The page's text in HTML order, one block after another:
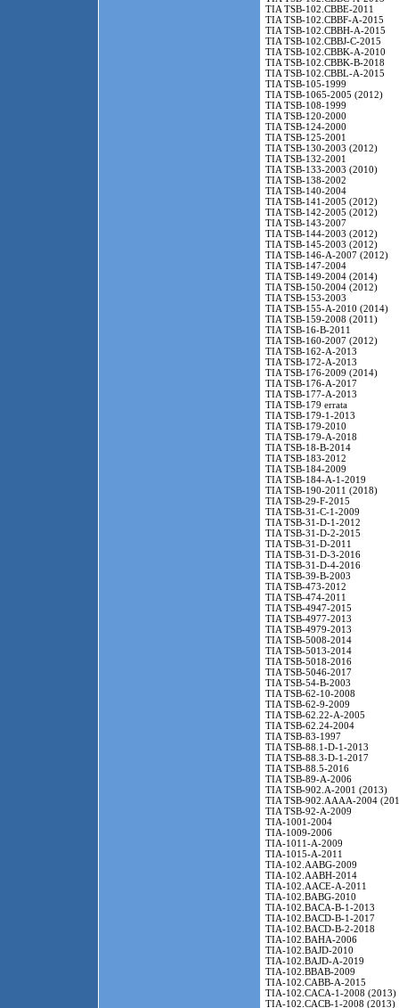
TIA TSB-102.CBBE-2011
TIA TSB-102.CBBF-A-2015
TIA TSB-102.CBBH-A-2015
TIA TSB-102.CBBJ-C-2015
TIA TSB-102.CBBK-A-2010
TIA TSB-102.CBBK-B-2018
TIA TSB-102.CBBL-A-2015
TIA TSB-105-1999
TIA TSB-1065-2005 (2012)
TIA TSB-108-1999
TIA TSB-120-2000
TIA TSB-124-2000
TIA TSB-125-2001
TIA TSB-130-2003 (2012)
TIA TSB-132-2001
TIA TSB-133-2003 (2010)
TIA TSB-138-2002
TIA TSB-140-2004
TIA TSB-141-2005 (2012)
TIA TSB-142-2005 (2012)
TIA TSB-143-2007
TIA TSB-144-2003 (2012)
TIA TSB-145-2003 (2012)
TIA TSB-146-A-2007 (2012)
TIA TSB-147-2004
TIA TSB-149-2004 (2014)
TIA TSB-150-2004 (2012)
TIA TSB-153-2003
TIA TSB-155-A-2010 (2014)
TIA TSB-159-2008 (2011)
TIA TSB-16-B-2011
TIA TSB-160-2007 (2012)
TIA TSB-162-A-2013
TIA TSB-172-A-2013
TIA TSB-176-2009 (2014)
TIA TSB-176-A-2017
TIA TSB-177-A-2013
TIA TSB-179 errata
TIA TSB-179-1-2013
TIA TSB-179-2010
TIA TSB-179-A-2018
TIA TSB-18-B-2014
TIA TSB-183-2012
TIA TSB-184-2009
TIA TSB-184-A-1-2019
TIA TSB-190-2011 (2018)
TIA TSB-29-F-2015
TIA TSB-31-C-1-2009
TIA TSB-31-D-1-2012
TIA TSB-31-D-2-2015
TIA TSB-31-D-2011
TIA TSB-31-D-3-2016
TIA TSB-31-D-4-2016
TIA TSB-39-B-2003
TIA TSB-473-2012
TIA TSB-474-2011
TIA TSB-4947-2015
TIA TSB-4977-2013
TIA TSB-4979-2013
TIA TSB-5008-2014
TIA TSB-5013-2014
TIA TSB-5018-2016
TIA TSB-5046-2017
TIA TSB-54-B-2003
TIA TSB-62-10-2008
TIA TSB-62-9-2009
TIA TSB-62.22-A-2005
TIA TSB-62.24-2004
TIA TSB-83-1997
TIA TSB-88.1-D-1-2013
TIA TSB-88.3-D-1-2017
TIA TSB-88.5-2016
TIA TSB-89-A-2006
TIA TSB-902.A-2001 (2013)
TIA TSB-902.AAAA-2004
TIA TSB-92-A-2009
TIA-1001-2004
TIA-1009-2006
TIA-1011-A-2009
TIA-1015-A-2011
TIA-102.AABG-2009
TIA-102.AABH-2014
TIA-102.AACE-A-2011
TIA-102.BABG-2010
TIA-102.BACA-B-1-2013
TIA-102.BACD-B-1-2017
TIA-102.BACD-B-2-2018
TIA-102.BAHA-2006
TIA-102.BAJD-2010
TIA-102.BAJD-A-2019
TIA-102.BBAB-2009
TIA-102.CABB-A-2015
TIA-102.CACA-1-2008 (2013)
TIA-102.CACB-1-2008 (2013)